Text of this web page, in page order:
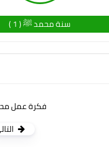
سنة محمد ﷺ ( 1 )
فكرة عمل